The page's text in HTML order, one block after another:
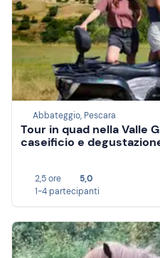
Abbateggio, Pescara
Tour in quad nella Valle
caseificio e
2,5 ore
5,0
1-4 partecipanti